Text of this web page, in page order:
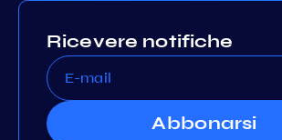
Ricevere notifiche
Abbonarsi